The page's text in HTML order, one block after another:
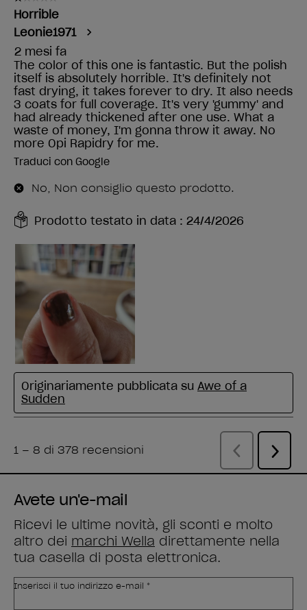
Avete un'e-mail
Ricevi le ultime novità, gli sconti e molto
altro dei marchi Wella direttamente nella
tua casella di posta elettronica.
Inserisci il tuo indirizzo e-mail *